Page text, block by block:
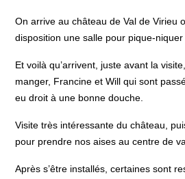
On arrive au château de Val de Virieu
disposition une salle pour pique-niquer
Et voilà qu’arrivent, juste avant la
manger, Francine et Will qui sont
eu droit à une bonne douche.
Visite très intéressante du château,
pour prendre nos aises au centre de
Après s’être installés, certaines sont